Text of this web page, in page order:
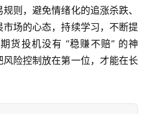
则，避免情绪化的追涨杀跌、
场的心态，持续学习，不断提
货投机没有 “稳赚不赔” 的神
险控制放在第一位，才能在长